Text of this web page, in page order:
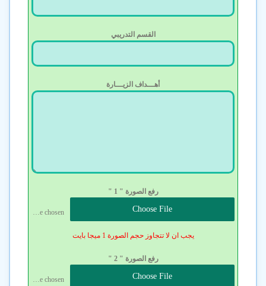
القسم التدريبي
أهـــداف الزيـــارة
رفع الصورة " 1 "
Choose File
No file chosen
يجب ان لا تتجاوز حجم الصورة 1 ميجا بايت
رفع الصورة " 2 "
Choose File
No file chosen